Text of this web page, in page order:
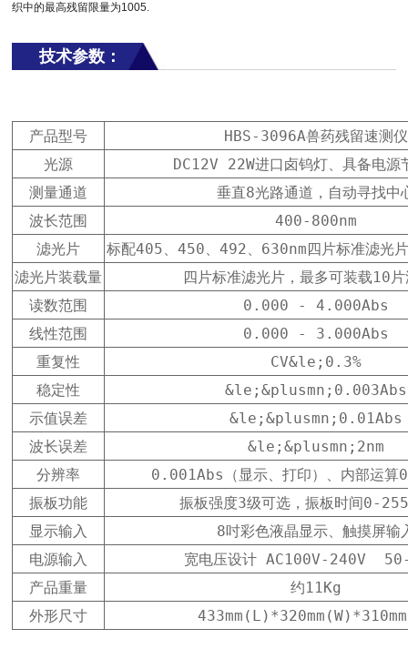
织中的最高残留限量为1005.
技术参数：
产品型号
HBS-3096A兽药残留速测仪
光源
DC12V 22W进口卤钨灯、具备电源
测量通道
垂直8光路通道，自动寻找中
波长范围
400-800nm
滤光片
标配405、450、492、630nm四片标准滤光
滤光片装载量
四片标准滤光片，最多可装载10
读数范围
0.000 - 4.000Abs
线性范围
0.000 - 3.000Abs
重复性
CV&le;0.3%
稳定性
&le;&plusmn;0.003Abs
示值误差
&le;&plusmn;0.01Abs
波长误差
&le;&plusmn;2nm
分辨率
0.001Abs（显示、打印）、内部运
振板功能
振板强度3级可选，振板时间0-
显示输入
8吋彩色液晶显示、触摸屏输
电源输入
宽电压设计 AC100V-240V
产品重量
约11Kg
外形尺寸